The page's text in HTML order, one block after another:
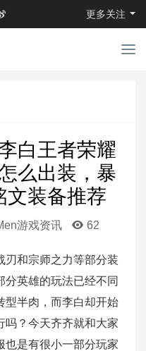
更多关注
导
白王者荣耀
么出装，暴
文装备推荐
游戏资讯 62
刃和宗师之力等部分装
英雄的玩法已经不同
型半肉，而李白却开始
吗？今天齐齐就和大家
也是有很小一部分玩家